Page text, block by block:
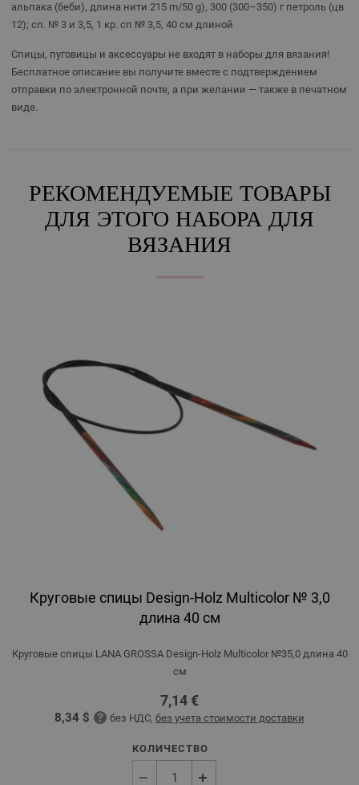
альпака (беби), длина нити 215 m/50 g), 300 (300–350) г петроль (цв
12); сп. № 3 и 3,5, 1 кр. сп № 3,5, 40 см длиной
Спицы, пуговицы и аксессуары не входят в наборы для вязания!
Бесплатное описание вы получите вместе с подтверждением
отправки по электронной почте, а при желании — также в печатном
виде.
РЕКОМЕНДУЕМЫЕ ТОВАРЫ
ДЛЯ ЭТОГО НАБОРА ДЛЯ
ВЯЗАНИЯ
Круговые спицы Design-Holz Multicolor № 3,0
длина 40 см
Круговые спицы LANA GROSSA Design-Holz Multicolor №35,0 длина 40
см
7,14 €
8,34 $ без НДС, без учета стоимости доставки
КОЛИЧЕСТВО